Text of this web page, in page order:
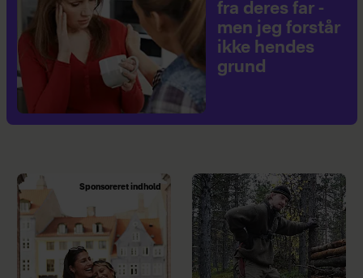
fra deres far -
men jeg forstår
ikke hendes
grund
Sponsoreret indhold